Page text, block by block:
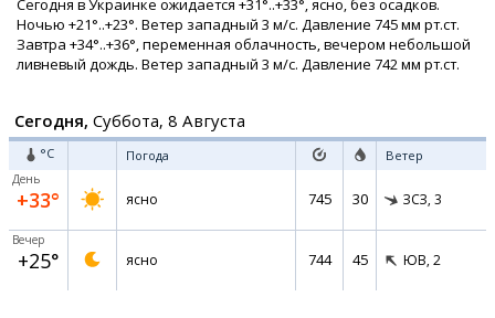
Сегодня в Украинке ожидается +31°..+33°, ясно, без осадков.
Ночью +21°..+23°. Ветер западный 3 м/с. Давление 745 мм рт.ст.
Завтра +34°..+36°, переменная облачность, вечером небольшой
ливневый дождь. Ветер западный 3 м/с. Давление 742 мм рт.ст.
Сегодня, Суббота, 8 Августа
°C Погода Ветер
День
+33° ясно 745 30 ЗСЗ, 3
Вечер
+25° ясно 744 45 ЮВ, 2